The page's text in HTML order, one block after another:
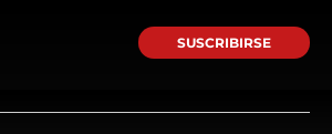
SUSCRIBIRSE